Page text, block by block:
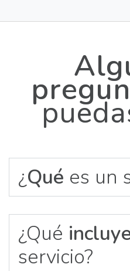
¿Qué es un
¿Qué
servicio?